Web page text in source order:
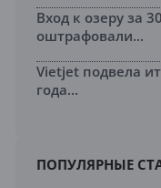
Вход к озеру за
оштрафовали...
Vietjet подвела
года...
ПОПУЛЯРНЫЕ